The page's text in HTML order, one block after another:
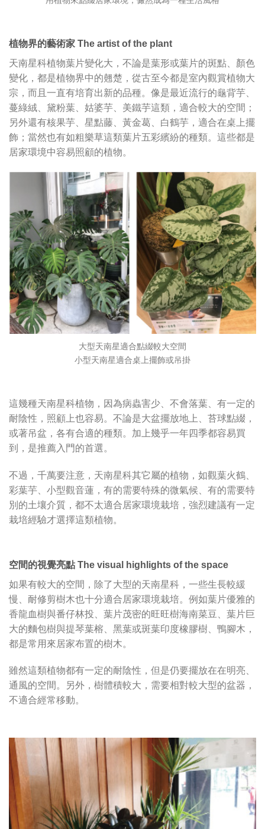
植物界的藝術家 The artist of the plant
天南星科植物葉片變化大，不論是葉形或葉片的斑點、顏色
變化，都是植物界中的翹楚，從古至今都是室內觀賞植物大
宗，而且一直有培育出新的品種。像是最近流行的龜背芋、
蔓綠絨、黛粉葉、姑婆芋、美鐵芋這類，適合較大的空間；
另外還有核果芋、星點藤、黃金葛、白鶴芋，適合在桌上擺
飾；當然也有如粗樂草這類葉片五彩繽紛的種類。這些都是
居家環境中容易照顧的植物。
大型天南星適合點綴較大空間
小型天南星適合桌上擺飾或吊掛
這幾種天南星科植物，因為病蟲害少、不會落葉、有一定的
耐陰性，照顧上也容易。不論是大盆擺放地上、苔球點綴，
或著吊盆，各有合適的種類。加上幾乎一年四季都容易買
到，是推薦入門的首選。
不過，千萬要注意，天南星科其它屬的植物，如觀葉火鶴、
彩葉芋、小型觀音蓮，有的需要特殊的微氣候、有的需要特
別的土壤介質，都不太適合居家環境栽培，強烈建議有一定
栽培經驗才選擇這類植物。
空間的視覺亮點 The visual highlights of the space
如果有較大的空間，除了大型的天南星科，一些生長較緩
慢、耐修剪樹木也十分適合居家環境栽培。例如葉片優雅的
香龍血樹與番仔林投、葉片茂密的旺旺樹海南菜豆、葉片巨
大的麵包樹與提琴葉榕、黑葉或斑葉印度橡膠樹、鴨腳木，
都是常用來居家布置的樹木。
雖然這類植物都有一定的耐陰性，但是仍要擺放在在明亮、
通風的空間。另外，樹體積較大，需要相對較大型的盆器，
不適合經常移動。